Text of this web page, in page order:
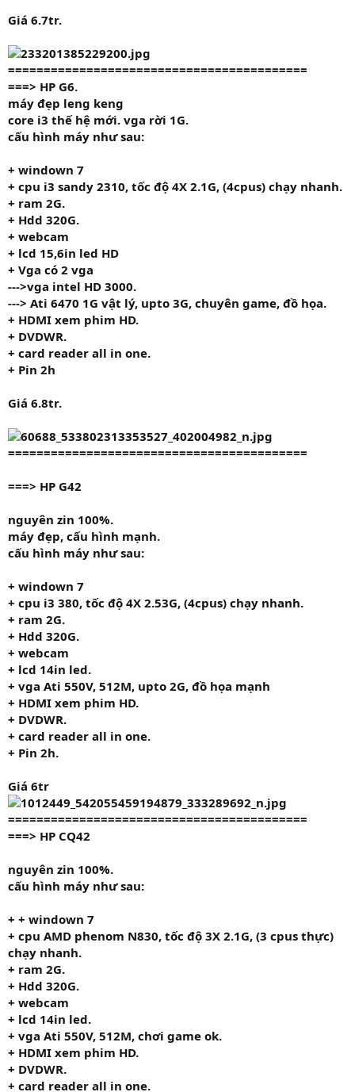
Giá 6.7tr.
==========================================
===> HP G6.
máy đẹp leng keng
core i3 thế hệ mới. vga rời 1G.
cấu hình máy như sau:
+ windown 7
+ cpu i3 sandy 2310, tốc độ 4X 2.1G, (4cpus) chạy nhanh.
+ ram 2G.
+ Hdd 320G.
+ webcam
+ lcd 15,6in led HD
+ Vga có 2 vga
--->vga intel HD 3000.
---> Ati 6470 1G vật lý, upto 3G, chuyên game, đồ họa.
+ HDMI xem phim HD.
+ DVDWR.
+ card reader all in one.
+ Pin 2h
Giá 6.8tr.
==========================================
===> HP G42
nguyên zin 100%.
máy đẹp, cấu hình mạnh.
cấu hình máy như sau:
+ windown 7
+ cpu i3 380, tốc độ 4X 2.53G, (4cpus) chạy nhanh.
+ ram 2G.
+ Hdd 320G.
+ webcam
+ lcd 14in led.
+ vga Ati 550V, 512M, upto 2G, đồ họa mạnh
+ HDMI xem phim HD.
+ DVDWR.
+ card reader all in one.
+ Pin 2h.
Giá 6tr
==========================================
===> HP CQ42
nguyên zin 100%.
cấu hình máy như sau:
+ + windown 7
+ cpu AMD phenom N830, tốc độ 3X 2.1G, (3 cpus thực)
chạy nhanh.
+ ram 2G.
+ Hdd 320G.
+ webcam
+ lcd 14in led.
+ vga Ati 550V, 512M, chơi game ok.
+ HDMI xem phim HD.
+ DVDWR.
+ card reader all in one.